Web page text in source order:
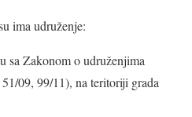
ima udruženje:
sa Zakonom o udruženjima
09, 99/11), na teritoriji grada